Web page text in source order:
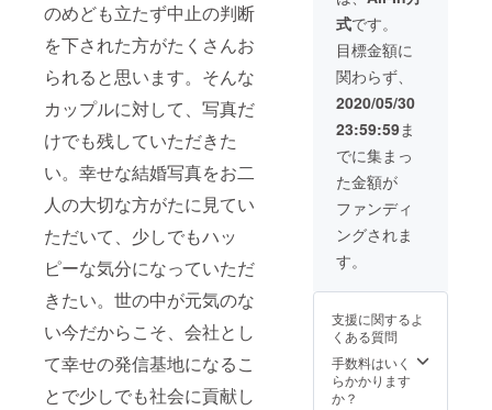
のめども立たず中止の判断
を下された方がたくさんお
られると思います。そんな
カップルに対して、写真だ
けでも残していただきた
い。幸せな結婚写真をお二
人の大切な方がたに見てい
ただいて、少しでもハッ
ピーな気分になっていただ
きたい。世の中が元気のな
い今だからこそ、会社とし
て幸せの発信基地になるこ
とで少しでも社会に貢献し
新郎 ・
白地のT
シャツ
・靴下
（白ま
たは
黒）
たはご
相談く
ださ
い） ※
屋内ス
タジオ
芝公園
ロケー
ション
撮影を
どちら
か選択
＜お持
ブライ
ダルイ
ンナー
または
スト
ラップ
切り写
真台紙
付き3枚
※衣装の
特殊サ
イズは
適用で
きない
場合が
ござい
ます
（男
性：身
長
たはウ
エスト
100cm
以上／
女性：
13号以
着の中
からセ
レク
ト、白
無垢は
こちら
にお任
せいた
だきま
す ◯新
郎：紋
付袴1着
（S〜L
サイズ
洋髪ヘ
ク ◯新
郎新婦
着付け
◯六つ
切り写
式です。
目標金額に
関わらず、
2020/05/30
23:59:59ま
でに集まっ
た金額が
ファンディ
ングされま
す。
支援に関するよ
くある質問
手数料はいく
らかかります
か？